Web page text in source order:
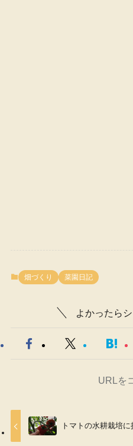
畑づくり 菜園日記
よかったら
URLを
トマトの水耕栽培